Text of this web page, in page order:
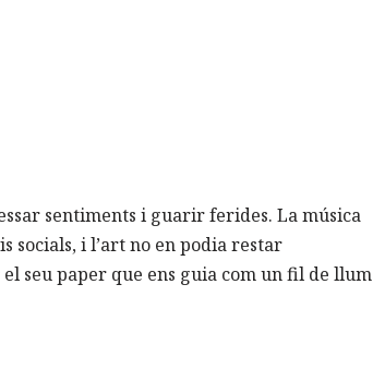
sentiments i guarir ferides. La música
socials, i l’art no en podia restar
seu paper que ens guia com un fil de llum